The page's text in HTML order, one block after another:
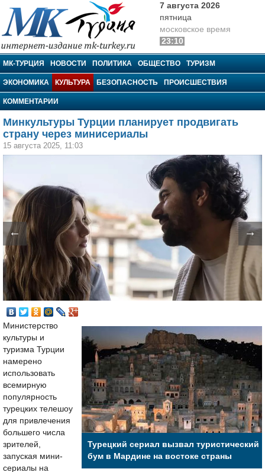
МК-Турция
7 августа 2026
пятница
московское время
23:10
МК-ТУРЦИЯ НОВОСТИ ПОЛИТИКА ОБЩЕСТВО ТУРИЗМ
ЭКОНОМИКА КУЛЬТУРА БЕЗОПАСНОСТЬ ПРОИСШЕСТВИЯ
КОММЕНТАРИИ
Минкультуры Турции планирует продвигать
страну через минисериалы
15 августа 2025, 11:03
← →
Турецкий сериал вызвал туристический
бум в Мардине на востоке страны
Министерство
культуры и
туризма Турции
намерено
использовать
всемирную
популярность
турецких телешоу
для привлечения
большего числа
зрителей,
запуская мини-
сериалы на